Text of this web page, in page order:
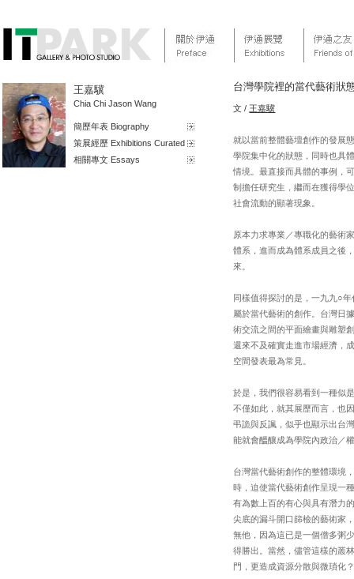
王嘉驥
Chia Chi Jason Wang
簡歷年表 Biography
策展經歷 Exhibitions Curated
相關專文 Essays
台灣學院裡的當代藝術狀
文 / 王嘉驥
就以當前整體藝壇創作的發展
學院集中化的狀態，同時也具
情境。最直接而具體的事例，
制擔任研究生，繼而在獲得學
社會流動的顯著現象。
原本力求專業／專職化的藝術
體系，進而成為體系成員之後
來。
同樣值得探討的是，一九九○
屬於當代藝術的創作。台灣日
術交流之間的平面繪畫與雕塑
還來不及確實走進市場經濟，
空間發表最為常見。
於是，我們很容易看到一種似
不僅如此，就其展歷而言，也
弔詭與反諷，似乎也顯示出台
能就會醞釀成為學院內政治／
台灣當代藝術創作的整體環境
時，迫使當代藝術創作呈現一
有為數上百的有心與具有潛力
尖底的漏斗開口篩檢的藝術家
無他，因為這已是一個僧多粥
得勝出。當然，儘管這樣的叢
門，更造成資源分散與微瑣化